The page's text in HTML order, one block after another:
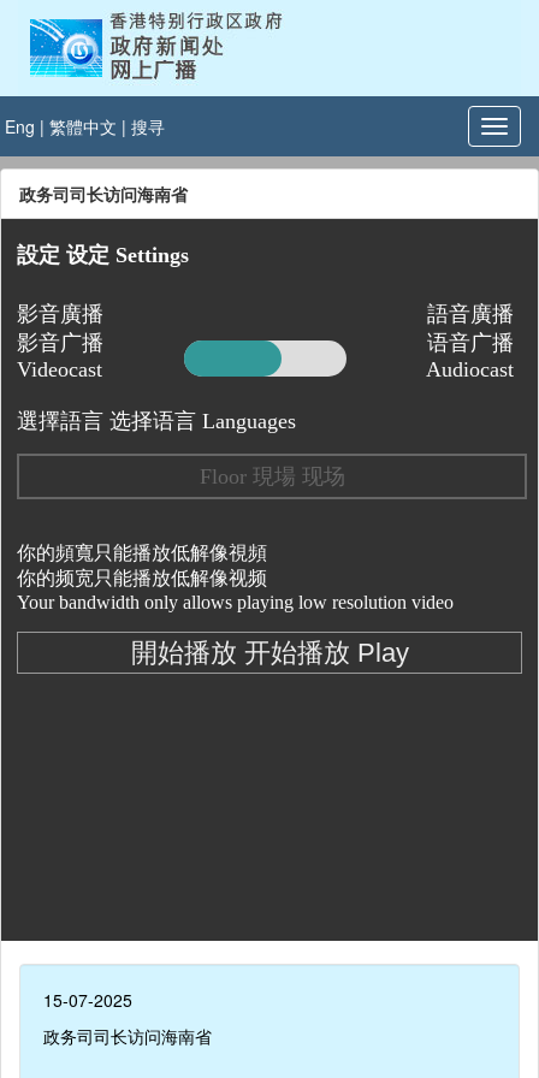
Eng | 繁體中文 | 搜寻
政务司司长访问海南省
15-07-2025
政务司司长访问海南省